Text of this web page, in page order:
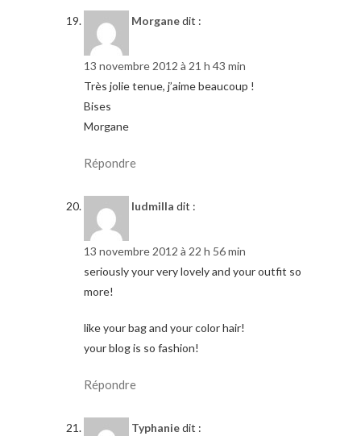
Morganedit :
13 novembre 2012 à 21 h 43 min
Très jolie tenue, j’aime beaucoup !
Bises
Morgane
Répondre
ludmilla dit :
13 novembre 2012 à 22 h 56 min
seriously your very lovely and your outfit so
more!
like your bag and your color hair!
your blog is so fashion!
Répondre
Typhaniedit :